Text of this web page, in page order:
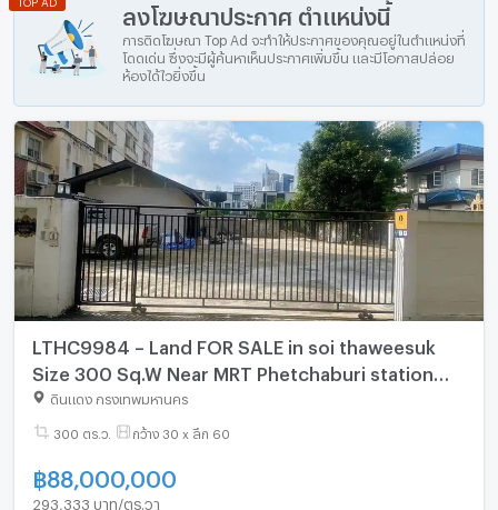
ลงโฆษณาประกาศ ตำแหน่งนี้
การติดโฆษณา Top Ad จะทำให้ประกาศของคุณอยู่ในตำแหน่งที่
โดดเด่น ซึ่งจะมีผู้ค้นหาเห็นประกาศเพิ่มขึ้น และมีโอกาสปล่อย
ห้องได้ไวยิ่งขึ้น
LTHC9984 – Land FOR SALE in soi thaweesuk
Size 300 Sq.W Near MRT Phetchaburi station
ONLY 88 MB
ดินแดง กรุงเทพมหานคร
300 ตร.ว. กว้าง 30 x ลึก 60
฿88,000,000
293,333 บาท/ตร.วา